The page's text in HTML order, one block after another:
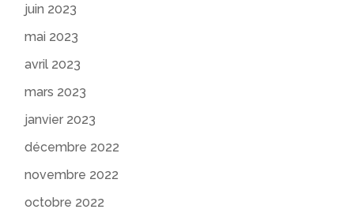
juin 2023
mai 2023
avril 2023
mars 2023
janvier 2023
décembre 2022
novembre 2022
octobre 2022